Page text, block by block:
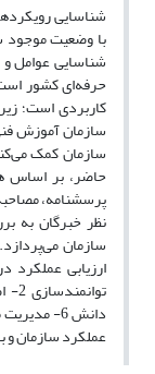
شناسایی
با وضعیت موجود
شناسایی عوامل
حرفه‌ای کشور
کاربردی است؛
سازمان آموزش
سازمان کمک
حاضر، بر اساس
‌پرسشنامه،
نظر خبرگان به
سازمان
دانش 6-
عملکرد سازمان و